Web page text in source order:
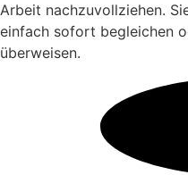
Arbeit nachzuvollziehen.
einfach sofort begleichen
überweisen.